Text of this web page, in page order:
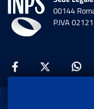
00144
P.IVA
Facebook:
Twitter: